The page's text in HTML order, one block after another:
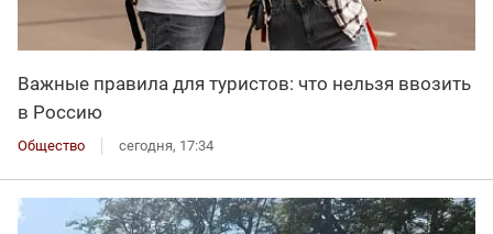
Важные правила для туристов: что нельзя ввозить
в Россию
Общество сегодня, 17:34